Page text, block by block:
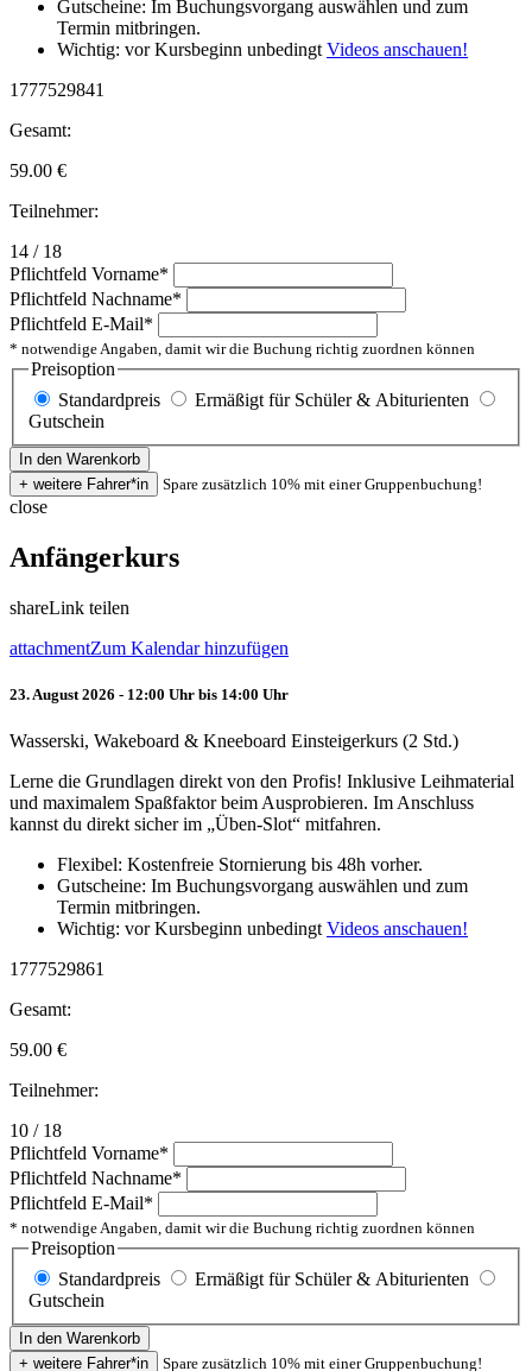
Gutscheine: Im Buchungsvorgang auswählen und zum
Termin mitbringen.
Wichtig: vor Kursbeginn unbedingtVideos anschauen!
1777529841
Gesamt:
59.00 €
Teilnehmer:
14 / 18
Pflichtfeld Vorname*
Pflichtfeld Nachname*
Pflichtfeld E-Mail*
* notwendige Angaben, damit wir die Buchung richtig zuordnen können
Preisoption
Standardpreis
Ermäßigt für Schüler & Abiturienten
Gutschein
Spare zusätzlich 10% mit einer Gruppenbuchung!
close
Anfängerkurs
shareLink teilen
attachmentZum Kalendar hinzufügen
23. August 2026 - 12:00 Uhr bis 14:00 Uhr
Wasserski, Wakeboard & Kneeboard Einsteigerkurs (2 Std.)
Lerne die Grundlagen direkt von den Profis! Inklusive Leihmaterial
und maximalem Spaßfaktor beim Ausprobieren. Im Anschluss
kannst du direkt sicher im „Üben-Slot“ mitfahren.
Flexibel: Kostenfreie Stornierung bis 48h vorher.
Gutscheine: Im Buchungsvorgang auswählen und zum
Termin mitbringen.
Wichtig: vor Kursbeginn unbedingt Videos anschauen!
1777529861
Gesamt:
59.00 €
Teilnehmer:
10 / 18
Pflichtfeld Vorname*
Pflichtfeld Nachname*
Pflichtfeld E-Mail*
* notwendige Angaben, damit wir die Buchung richtig zuordnen können
Preisoption
Standardpreis
Ermäßigt für Schüler & Abiturienten
Gutschein
Spare zusätzlich 10% mit einer Gruppenbuchung!